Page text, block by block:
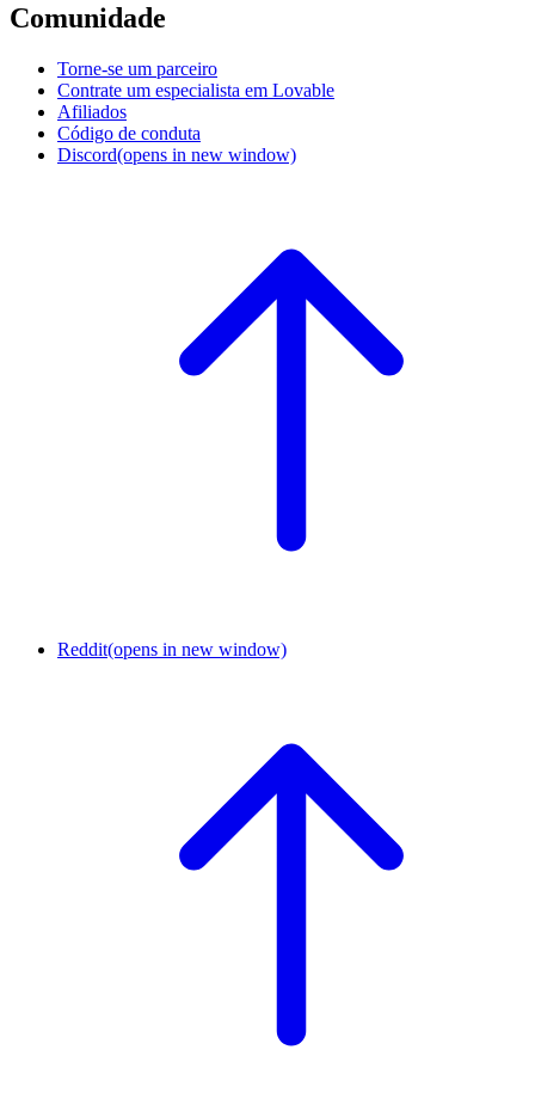
Comunidade
Torne-se um parceiro
Contrate um especialista em Lovable
Afiliados
Código de conduta
Discord(opens in new window)
Reddit(opens in new window)